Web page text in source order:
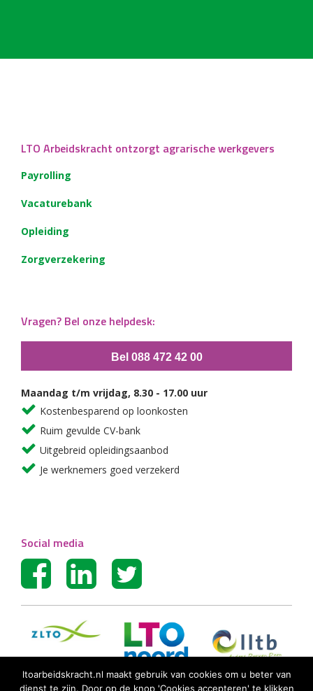
LTO Arbeidskracht ontzorgt agrarische werkgevers
Payrolling
Vacaturebank
Opleiding
Zorgverzekering
Vragen? Bel onze helpdesk:
Bel 088 472 42 00
Maandag t/m vrijdag, 8.30 - 17.00 uur
Kostenbesparend op loonkosten
Ruim gevulde CV-bank
Uitgebreid opleidingsaanbod
Je werknemers goed verzekerd
Social media
ltoarbeidskracht.nl maakt gebruik van cookies om u beter van
dienst te zijn. Door op de knop 'Cookies accepteren' te klikken